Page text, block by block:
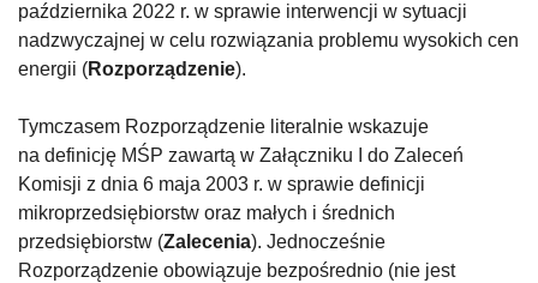
października 2022 r. w sprawie interwencji w sytuacji
nadzwyczajnej w celu rozwiązania problemu wysokich cen
energii (Rozporządzenie).
Tymczasem Rozporządzenie literalnie wskazuje
na definicję MŚP zawartą w Załączniku I do Zaleceń
Komisji z dnia 6 maja 2003 r. w sprawie definicji
mikroprzedsiębiorstw oraz małych i średnich
przedsiębiorstw (Zalecenia). Jednocześnie
Rozporządzenie obowiązuje bezpośrednio (nie jest